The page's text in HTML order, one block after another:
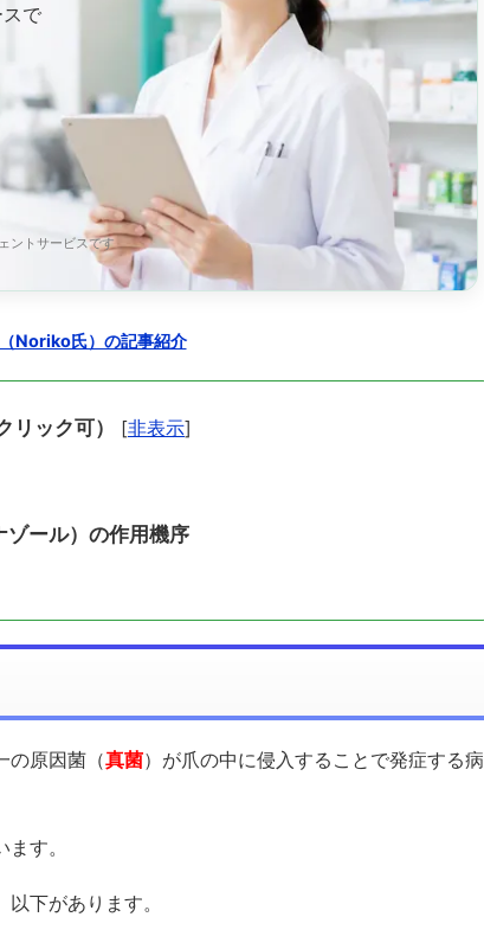
で
ントサービスです
Noriko氏）の記事紹介
リック可） [非表示]
ゾール）の作用機序
の原因菌（真菌）が爪の中に侵入することで発症する病
す。
下があります。